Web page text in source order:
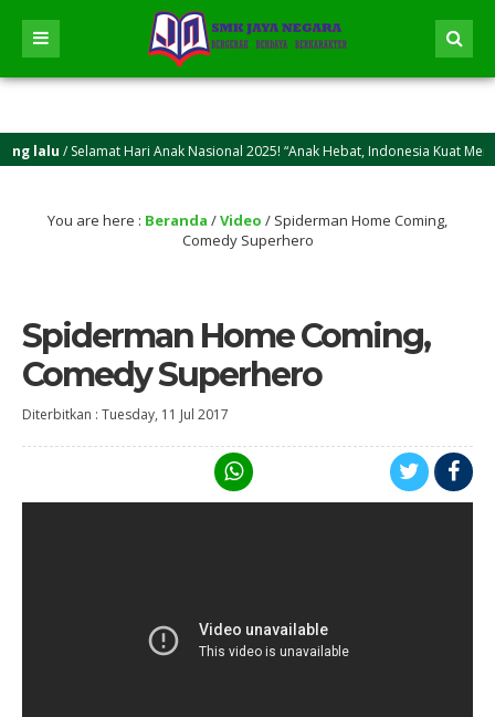
lalu/ Selamat Hari Anak Nasional 2025! “Anak Hebat, Indonesia Kuat Menuju
You are here : Beranda /Video / Spiderman Home Coming,
Comedy Superhero
Spiderman Home Coming,
Comedy Superhero
Diterbitkan : Tuesday, 11 Jul 2017